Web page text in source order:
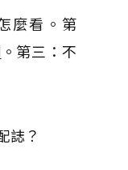
麼看。第
。第三：不
誌？